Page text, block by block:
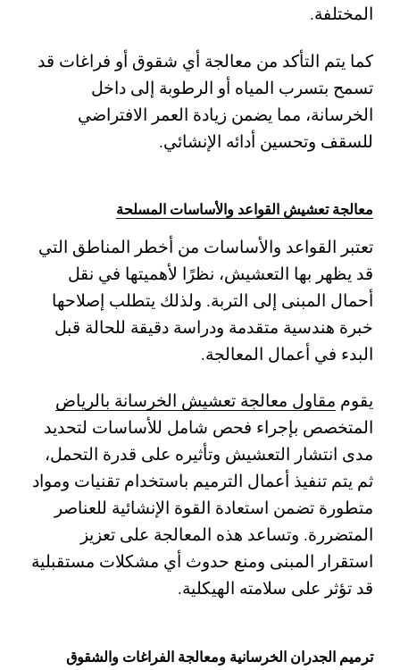
المختلفة.
كما يتم التأكد من معالجة أي شقوق أو فراغات قد
تسمح بتسرب المياه أو الرطوبة إلى داخل
الخرسانة، مما يضمن زيادة العمر الافتراضي
للسقف وتحسين أدائه الإنشائي.
معالجة تعشيش القواعد والأساسات المسلحة
تعتبر القواعد والأساسات من أخطر المناطق التي
قد يظهر بها التعشيش، نظرًا لأهميتها في نقل
أحمال المبنى إلى التربة. ولذلك يتطلب إصلاحها
خبرة هندسية متقدمة ودراسة دقيقة للحالة قبل
البدء في أعمال المعالجة.
يقوم مقاول معالجة تعشيش الخرسانة بالرياض
المتخصص بإجراء فحص شامل للأساسات لتحديد
مدى انتشار التعشيش وتأثيره على قدرة التحمل،
ثم يتم تنفيذ أعمال الترميم باستخدام تقنيات ومواد
متطورة تضمن استعادة القوة الإنشائية للعناصر
المتضررة. وتساعد هذه المعالجة على تعزيز
استقرار المبنى ومنع حدوث أي مشكلات مستقبلية
قد تؤثر على سلامته الهيكلية.
ترميم الجدران الخرسانية ومعالجة الفراغات والشقوق